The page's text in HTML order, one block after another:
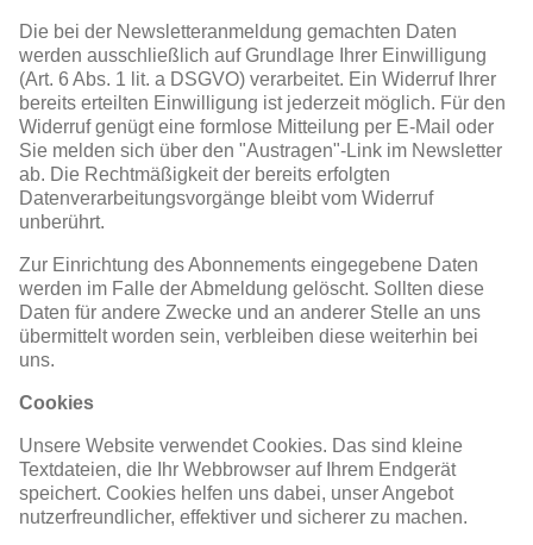
Die bei der Newsletteranmeldung gemachten Daten
werden ausschließlich auf Grundlage Ihrer Einwilligung
(Art. 6 Abs. 1 lit. a DSGVO) verarbeitet. Ein Widerruf Ihrer
bereits erteilten Einwilligung ist jederzeit möglich. Für den
Widerruf genügt eine formlose Mitteilung per E-Mail oder
Sie melden sich über den "Austragen"-Link im Newsletter
ab. Die Rechtmäßigkeit der bereits erfolgten
Datenverarbeitungsvorgänge bleibt vom Widerruf
unberührt.
Zur Einrichtung des Abonnements eingegebene Daten
werden im Falle der Abmeldung gelöscht. Sollten diese
Daten für andere Zwecke und an anderer Stelle an uns
übermittelt worden sein, verbleiben diese weiterhin bei
uns.
Cookies
Unsere Website verwendet Cookies. Das sind kleine
Textdateien, die Ihr Webbrowser auf Ihrem Endgerät
speichert. Cookies helfen uns dabei, unser Angebot
nutzerfreundlicher, effektiver und sicherer zu machen.